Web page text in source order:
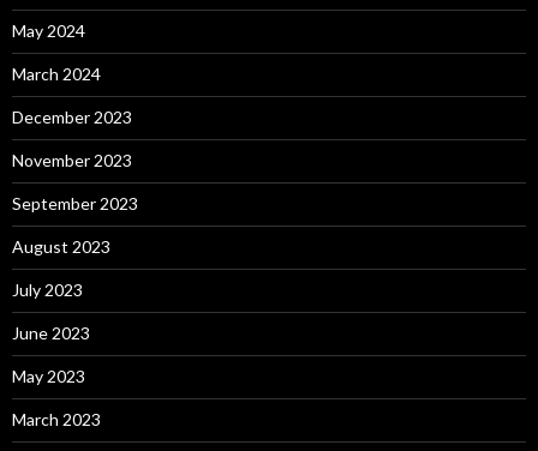
May 2024
March 2024
December 2023
November 2023
September 2023
August 2023
July 2023
June 2023
May 2023
March 2023